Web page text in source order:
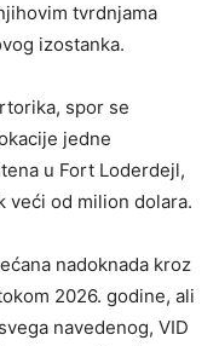
tvrdnjama
izostanka.
spor se
jedne
u Fort Loderdejl,
veći od milion dolara.
nadoknada kroz
2026. godine, ali
navedenog, VID